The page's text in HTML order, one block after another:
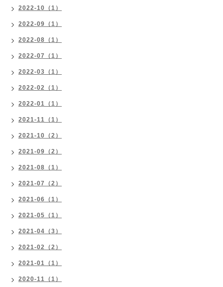
2022-10（1）
2022-09（1）
2022-08（1）
2022-07（1）
2022-03（1）
2022-02（1）
2022-01（1）
2021-11（1）
2021-10（2）
2021-09（2）
2021-08（1）
2021-07（2）
2021-06（1）
2021-05（1）
2021-04（3）
2021-02（2）
2021-01（1）
2020-11（1）